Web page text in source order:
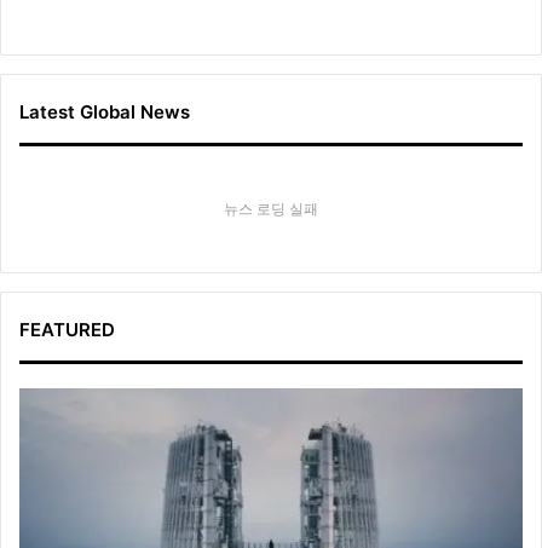
Latest Global News
뉴스 로딩 실패
FEATURED